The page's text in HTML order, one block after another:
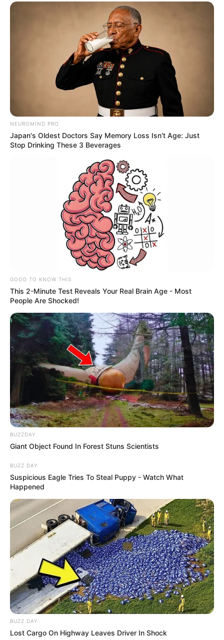
NEUROMIND PRO
Japan's Oldest Doctors Say Memory Loss Isn't Age: Just
Stop Drinking These 3 Beverages
GOOD TO KNOW THIS
This 2-Minute Test Reveals Your Real Brain Age - Most
People Are Shocked!
BUZZDAY
Giant Object Found In Forest Stuns Scientists
BUZZ DAY
Suspicious Eagle Tries To Steal Puppy - Watch What
Happened
BUZZ DAY
Lost Cargo On Highway Leaves Driver In Shock